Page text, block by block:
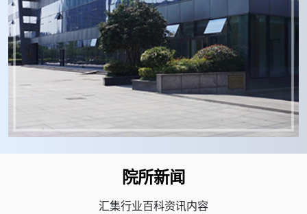
院所新闻
汇集行业百科资讯内容